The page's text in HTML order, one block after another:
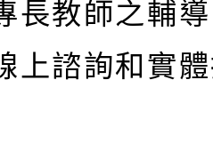
長教師之輔
上諮詢和實